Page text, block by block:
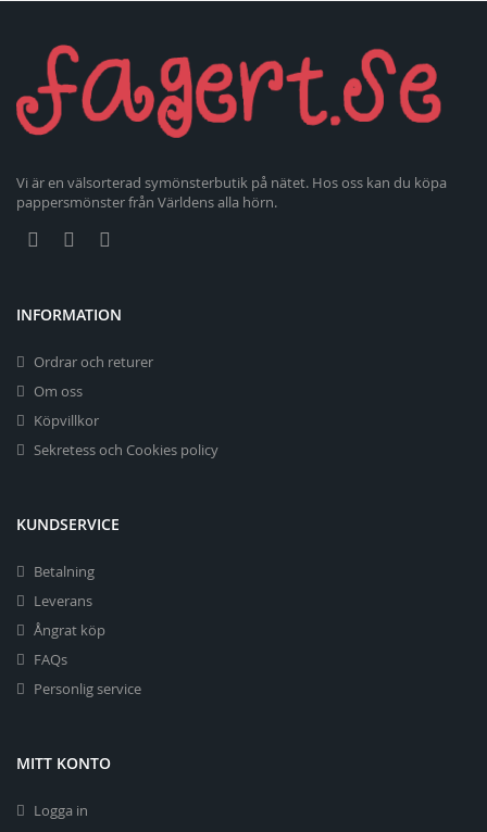
Vi är en välsorterad symönsterbutik på nätet. Hos oss kan du köpa
pappersmönster från Världens alla hörn.
INFORMATION
Ordrar och returer
Om oss
Köpvillkor
Sekretess och Cookies policy
KUNDSERVICE
Betalning
Leverans
Ångrat köp
FAQs
Personlig service
MITT KONTO
Logga in